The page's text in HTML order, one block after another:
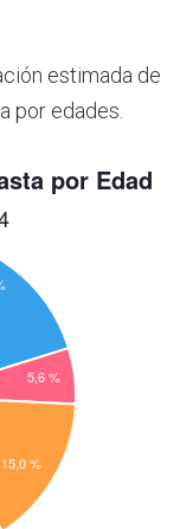
estimada de
por edades.